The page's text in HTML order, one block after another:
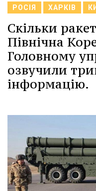
РОСІЯ ХАРКІВ
Скільки
Північна
Головному
озвучили
інформацію.